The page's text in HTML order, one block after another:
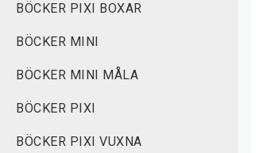
BÖCKER PIXI BOXAR
BÖCKER MINI
BÖCKER MINI MÅLA
BÖCKER PIXI
BÖCKER PIXI VUXNA